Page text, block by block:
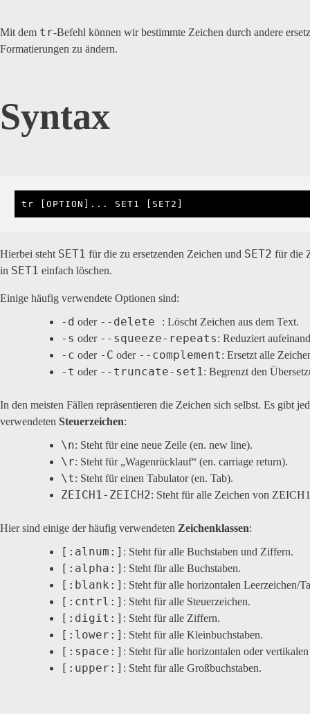
Mit dem tr-Befehl können wir bestimmte Zeichen durch andere
Formatierungen zu ändern.
Syntax
tr [OPTION]... SET1 [SET2]
Hierbei steht SET1 für die zu ersetzenden Zeichen und SET2 für die
in SET1 einfach löschen.
Einige häufig verwendete Optionen sind:
-d oder --delete : Löscht Zeichen aus dem Text.
-s oder --squeeze-repeats: Reduziert
-c oder -C oder --complement: Ersetzt alle
-t oder --truncate-set1: Begrenzt den
In den meisten Fällen repräsentieren die Zeichen sich selbst. Es gibt
verwendeten Steuerzeichen:
\n: Steht für eine neue Zeile (en. new line).
\r: Steht für „Wagenrücklauf“ (en. carriage return).
\t: Steht für einen Tabulator (en. Tab).
ZEICH1-ZEICH2: Steht für alle Zeichen von
Hier sind einige der häufig verwendeten Zeichenklassen:
[:alnum:] : Steht für alle Buchstaben und Ziffern.
[:alpha:] : Steht für alle Buchstaben.
[:blank:] : Steht für alle horizontalen Leerzeichen/
[:cntrl:] : Steht für alle Steuerzeichen.
[:digit:] : Steht für alle Ziffern.
[:lower:] : Steht für alle Kleinbuchstaben.
[:space:] : Steht für alle horizontalen oder
[:upper:] : Steht für alle Großbuchstaben.